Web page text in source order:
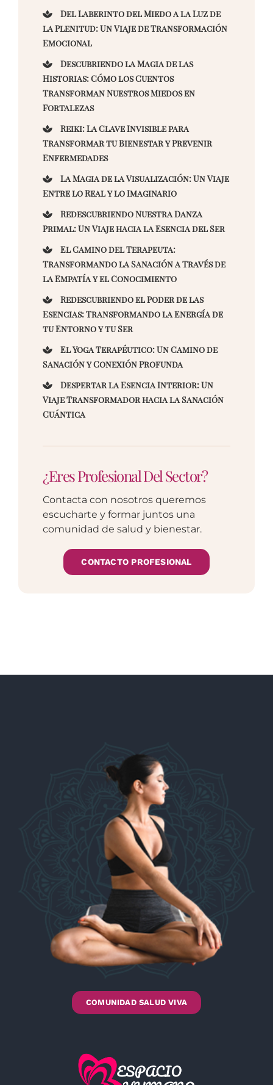
Del Laberinto del Miedo a la Luz de
la Plenitud: Un Viaje de Transformación
Emocional
Descubriendo la Magia de las
Historias: Cómo los Cuentos
Transforman Nuestros Miedos en
Fortalezas
Reiki: La Clave Invisible para
Transformar tu Bienestar y Prevenir
Enfermedades
La Magia de la Visualización: Un Viaje
Entre lo Real y lo Imaginario
Redescubriendo Nuestra Danza
Primal: Un Viaje hacia la Esencia del Ser
El Camino del Terapeuta:
Transformando la Sanación a Través de
la Empatía y el Conocimiento
Redescubriendo el Poder de las
Esencias: Transformando la Energía de
tu Entorno y tu Ser
El Yoga Terapéutico: Un Camino de
Sanación y Conexión Profunda
Despertar la Esencia Interior: Un
Viaje Transformador hacia la Sanación
Cuántica
¿Eres Profesional Del Sector?
Contacta con nosotros queremos
escucharte y formar juntos una
comunidad de salud y bienestar.
CONTACTO PROFESIONAL
COMUNIDAD SALUD VIVA